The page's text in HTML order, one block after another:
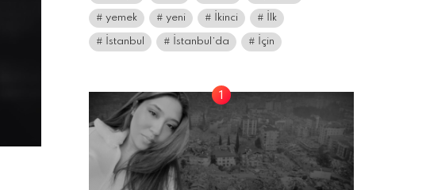
yemek yeni İkinci İlk
İstanbul İstanbul’da İçin